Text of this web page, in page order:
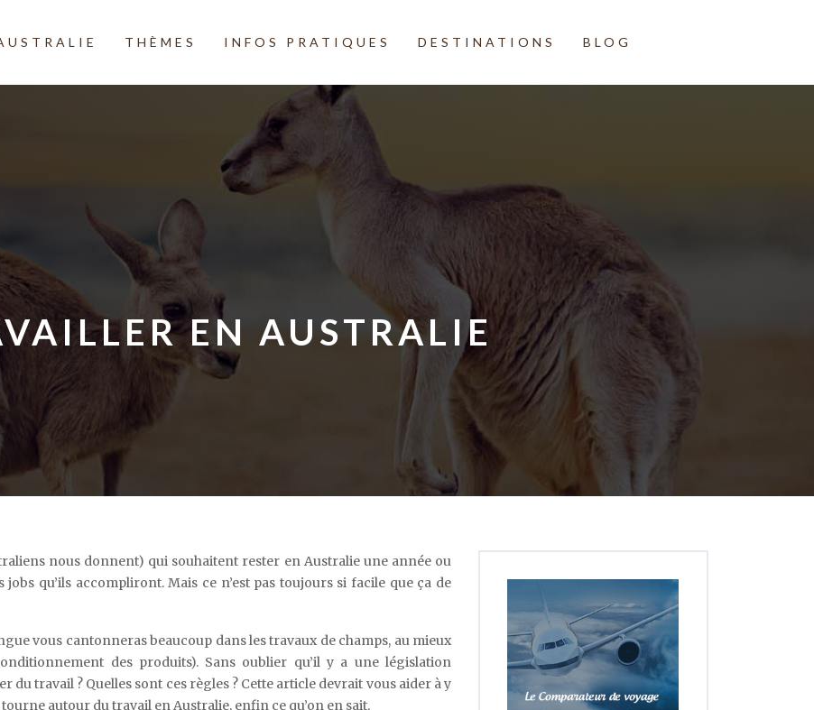
THÈMES INFOS PRATIQUES DESTINATIONS BLOG
EN AUSTRALIE
nous donnent) qui souhaitent rester en Australie une année ou
qu’ils accompliront. Mais ce n’est pas toujours si facile que ça de
vous cantonneras beaucoup dans les travaux de champs, au mieux
des produits). Sans oublier qu’il y a une législation
travail ? Quelles sont ces règles ? Cette article devrait vous aider à y
autour du travail en Australie, enfin ce qu’on en sait.